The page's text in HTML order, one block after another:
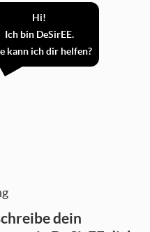
Hi!
Ich bin DeSirEE.
kann ich dir helfen?
dein